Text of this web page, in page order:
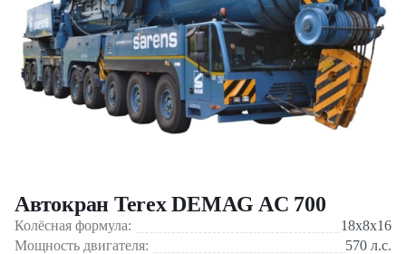
Автокран Terex DEMAG AC 700
Колёсная формула:
18x8x16
Мощность двигателя:
570 л.с.